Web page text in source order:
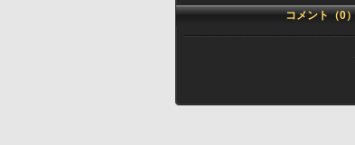
コメント（0